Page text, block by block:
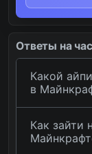
Ответы на
Какой
в
Как зайти